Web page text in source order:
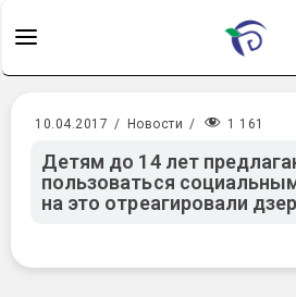
10.04.2017 / Новости / 1 161
Детям до 14 лет
пользоваться
на это отреагировали